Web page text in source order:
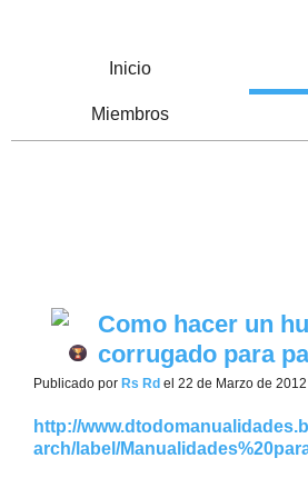
Inicio
Miembros
Como hacer un
corrugado para
Publicado por Rs Rd el 22 de Marzo de
http://
arch/label/